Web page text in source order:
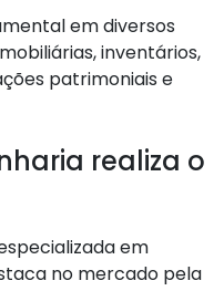
em diversos
inventários,
patrimoniais e
realiza o
em
no mercado pela